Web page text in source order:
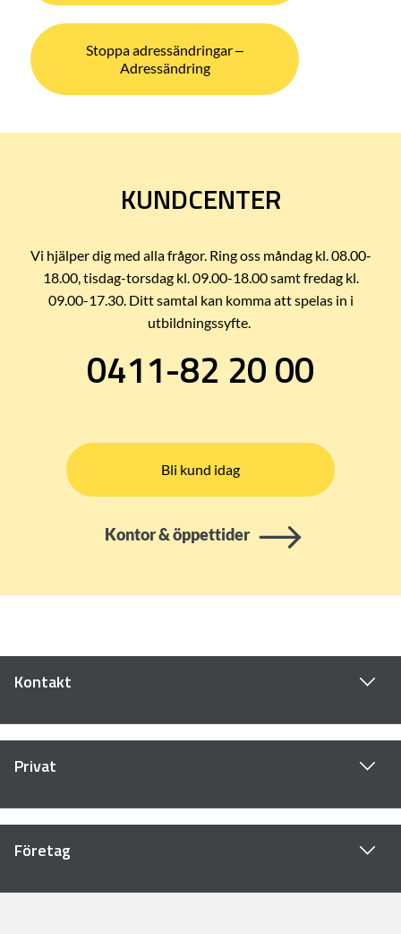
Stoppa adressändringar –
Adressändring
KUNDCENTER
Vi hjälper dig med alla frågor. Ring oss måndag kl. 08.00-
18.00, tisdag-torsdag kl. 09.00-18.00 samt fredag kl.
09.00-17.30. Ditt samtal kan komma att spelas in i
utbildningssyfte.
0411-82 20 00
Bli kund idag
Kontor & öppettider
Kontakt
Privat
Företag